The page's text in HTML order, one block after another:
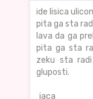
ide lisica
pita ga sta
lava da ga
pita ga sta
zeku sta
gluposti.
jaca